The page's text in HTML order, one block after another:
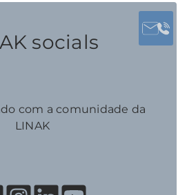
socials
com a comunidade da
LINAK